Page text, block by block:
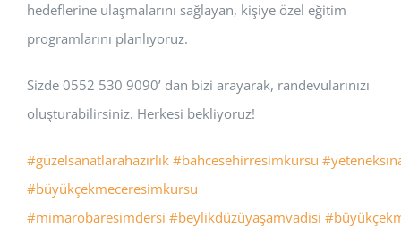
hedeflerine ulaşmalarını sağlayan, kişiye özel eğitim
programlarını planlıyoruz.
Sizde 0552 530 9090’ dan bizi arayarak, randevularınızı
oluşturabilirsiniz. Herkesi bekliyoruz!
#güzelsanatlarahazırlık #bahcesehirresimkursu
#büyükçekmeceresimkursu
#mimarobaresimdersi #beylikdüzüyaşamvadisi